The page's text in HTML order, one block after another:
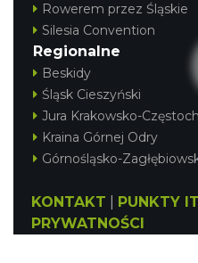
Rowerem przez Śląskie
Silesia Convention
Regionalne
Beskidy
Śląsk Cieszyński
Jura Krakowsko-
Kraina Górnej Odry
Górnośląsko-
KONTAKT PUNKTY IT
PRYWATNOŚCI